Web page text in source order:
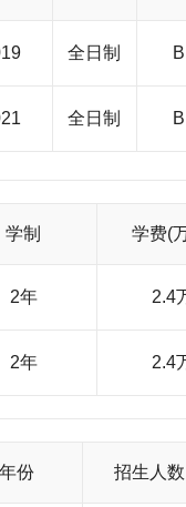
层次10人，入选自治区“111人才
学三个自治区重点建
等省级课题74项。同
教师挂牌教学制、导
建成了与互联网连结
全日制 B
全日制 B
学制 学费(
2年 2.4
2年 2.4
年份 招生人数